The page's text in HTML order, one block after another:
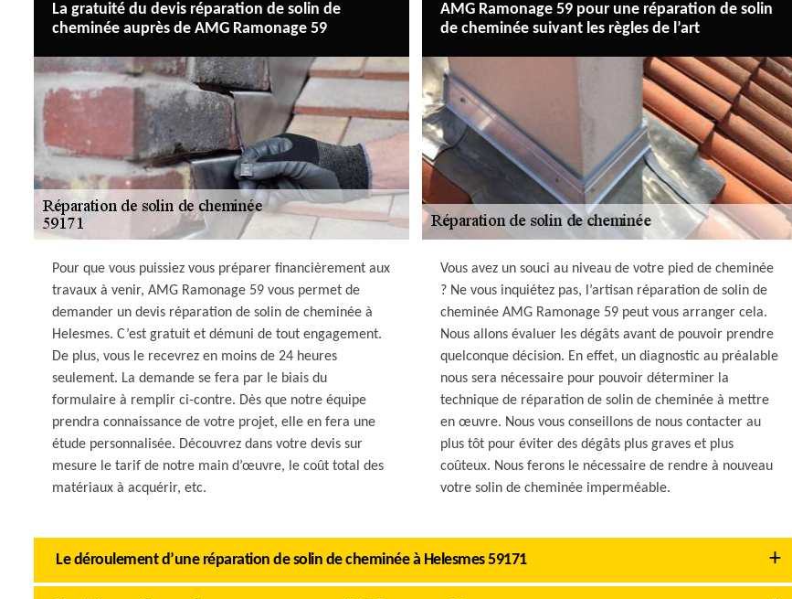
La gratuité du devis réparation de solin de
cheminée auprès de AMG Ramonage 59
Pour que vous puissiez vous préparer financièrement aux
travaux à venir, AMG Ramonage 59 vous permet de
demander un devis réparation de solin de cheminée à
Helesmes. C’est gratuit et démuni de tout engagement.
De plus, vous le recevrez en moins de 24 heures
seulement. La demande se fera par le biais du
formulaire à remplir ci-contre. Dès que notre équipe
prendra connaissance de votre projet, elle en fera une
étude personnalisée. Découvrez dans votre devis sur
mesure le tarif de notre main d’œuvre, le coût total des
matériaux à acquérir, etc.
AMG Ramonage 59 pour une réparation de solin
de cheminée suivant les règles de l’art
Vous avez un souci au niveau de votre pied de cheminée
? Ne vous inquiétez pas, l’artisan réparation de solin de
cheminée AMG Ramonage 59 peut vous arranger cela.
Nous allons évaluer les dégâts avant de pouvoir prendre
quelconque décision. En effet, un diagnostic au préalable
nous sera nécessaire pour pouvoir déterminer la
technique de réparation de solin de cheminée à mettre
en œuvre. Nous vous conseillons de nous contacter au
plus tôt pour éviter des dégâts plus graves et plus
coûteux. Nous ferons le nécessaire de rendre à nouveau
votre solin de cheminée imperméable.
Le déroulement d’une réparation de solin de cheminée à Helesmes 59171